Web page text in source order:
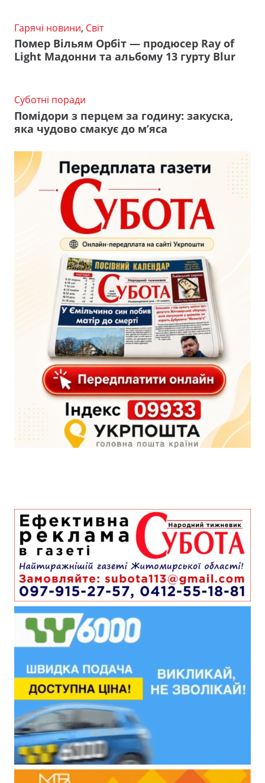
Гарячі новини, Світ
Помер Вільям Орбіт — продюсер Ray of
Light Мадонни та альбому 13 гурту Blur
Суботні поради
Помідори з перцем за годину: закуска,
яка чудово смакує до м’яса